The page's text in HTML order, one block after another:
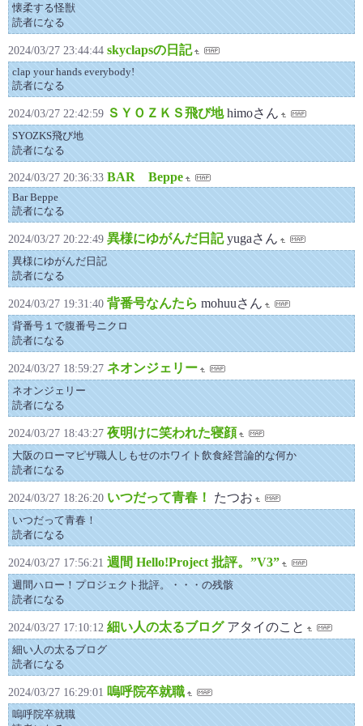
懐柔する怪獣
読者になる
2024/03/27 23:44:44 skyclapsの日記
clap your hands everybody!
読者になる
2024/03/27 22:42:59 ＳＹＯＺＫＳ飛び地 himoさん
SYOZKS飛び地
読者になる
2024/03/27 20:36:33 BAR Beppe
Bar Beppe
読者になる
2024/03/27 20:22:49 異様にゆがんだ日記 yugaさん
異様にゆがんだ日記
読者になる
2024/03/27 19:31:40 背番号なんたら mohuuさん
背番号１で腹番号ニクロ
読者になる
2024/03/27 18:59:27 ネオンジェリー
ネオンジェリー
読者になる
2024/03/27 18:43:27 夜明けに笑われた寝顔
大阪のローマピザ職人しもせのホワイト飲食経営論的な何か
読者になる
2024/03/27 18:26:20 いつだって青春！ たつお
いつだって青春！
読者になる
2024/03/27 17:56:21 週間 Hello!Project 批評。”V3”
週間ハロー！プロジェクト批評。・・・の残骸
読者になる
2024/03/27 17:10:12 細い人の太るブログ アタイのこと
細い人の太るブログ
読者になる
2024/03/27 16:29:01 嗚呼院卒就職
嗚呼院卒就職